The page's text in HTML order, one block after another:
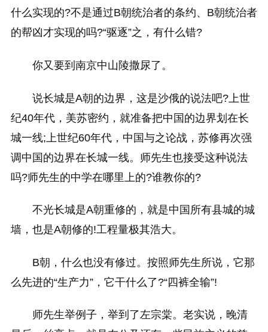
什么实现的?不是通过B朝统治者的条约、B朝统治者
的帮凶才实现的吗?“驱逐”之，有什么错?
你又要到南京中山陵撒尿了。
说长城是A朝的边界，这是沙俄的说法吧?上世
纪40年代，美苏密约，就准备把中国的边界划在长
城一线;上世纪60年代，中国与之论战，苏修再次强
调中国的边界在长城一线。师先生也接受这种说法
吗?师先生的中学在哪里上的?谁教你的?
不光长城是A朝重修的，就是中国所有县城的城
墙，也是A朝修的!工程量极其浩大。
B朝，什么也没有修过。按照师先生所说，它那
么先进的“生产力”，它干什么了?“四裤全输”!
师先生举例子，举到了左宗棠。老实说，晚清